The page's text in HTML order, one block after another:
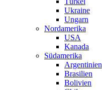
Ukraine
Ungarn
Nordamerika
USA
Kanada
Südamerika
Argentinien
Brasilien
Bolivien